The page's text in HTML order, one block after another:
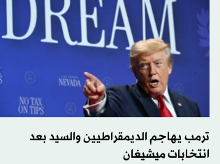
ترمب يهاجم الديمقراطيين والسيد بعد
انتخابات ميشيغان